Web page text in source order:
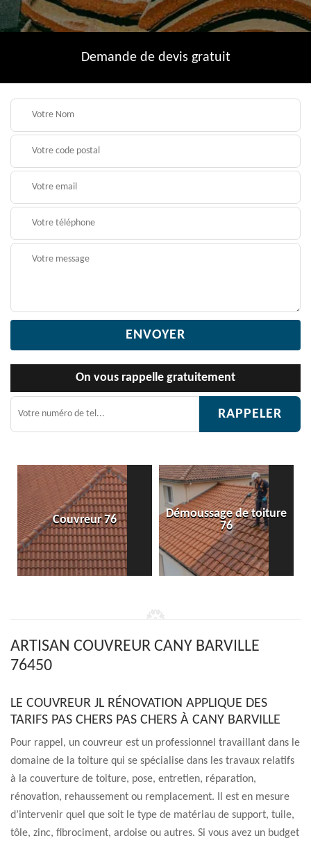
Demande de devis gratuit
On vous rappelle gratuitement
Démoussage de toiture
76
Etanchéité toiture 76
ARTISAN COUVREUR CANY BARVILLE
76450
LE COUVREUR JL RÉNOVATION APPLIQUE DES
TARIFS PAS CHERS PAS CHERS À CANY BARVILLE
Pour rappel, un couvreur est un professionnel travaillant dans le
domaine de la toiture qui se spécialise dans les travaux relatifs
à la couverture de toiture, pose, entretien, réparation,
rénovation, rehaussement ou remplacement. Il est en mesure
d’intervenir quel que soit le type de matériau de support, tuile,
tôle, zinc, fibrociment, ardoise ou autres. Si vous avez un budget